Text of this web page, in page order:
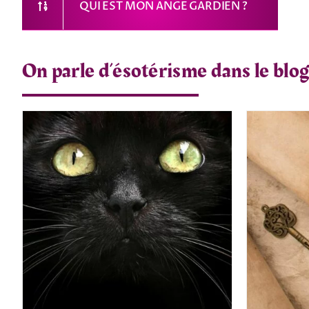
QUI EST MON ANGE GARDIEN ?
On parle d’ésotérisme dans le